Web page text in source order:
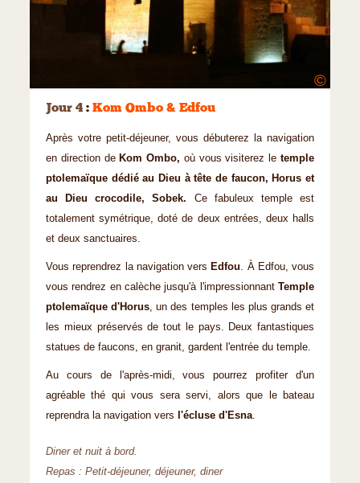
©
Jour 4 : Kom Ombo & Edfou
Après votre petit-déjeuner, vous débuterez la navigation
en direction deKom Ombo, où vous visiterez letemple
ptolemaïque dédié au Dieu à tête de faucon, Horus et
au Dieu crocodile, Sobek.
Ce fabuleux temple est
totalement symétrique, doté de deux entrées, deux halls
et deux sanctuaires.
Vous reprendrez la navigation vers Edfou. À Edfou, vous
vous rendrez en calèche jusqu'à l'impressionnant Temple
ptolemaïque d'Horus, un des temples les plus grands et
les mieux préservés de tout le pays. Deux fantastiques
statues de faucons, en granit, gardent l'entrée du temple.
Au cours de l'après-midi, vous pourrez profiter d'un
agréable thé qui vous sera servi, alors que le bateau
reprendra la navigation vers
l'écluse d'Esna.
Diner et nuit à bord.
Repas : Petit-déjeuner, déjeuner, diner